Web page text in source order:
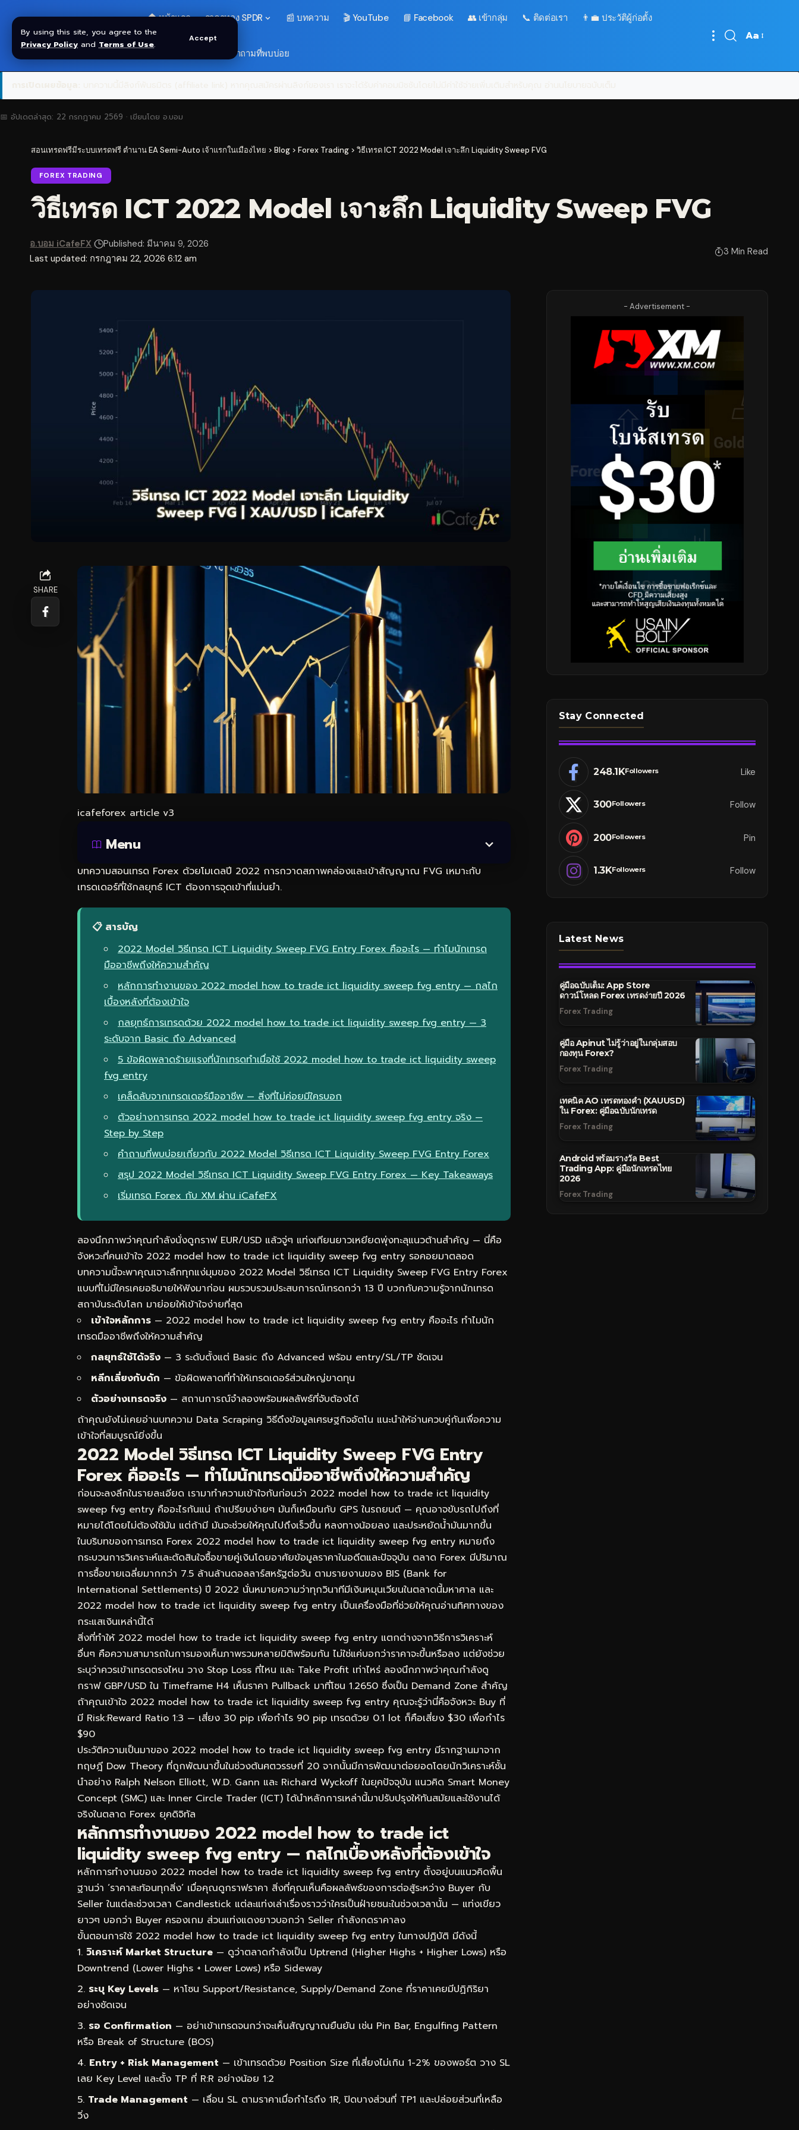
By using this site, you agree to the
Privacy Policy and Terms of Use.
Accept
🏠 หน้าแรก ราคาทอง SPDR 📰 บทความ 🎬 YouTube 📘 Facebook 👥 เข้ากลุ่ม 📞 ติดต่อเรา 👨‍💼 ประวัติผู้ก่อตั้ง
❓ คำถามที่พบบ่อย
Font
Aa
📅 อัปเดตล่าสุด: 22 กรกฎาคม 2569 · เขียนโดย อ.บอม
สอนเทรดฟรีมีระบบเทรดฟรี ตำนาน EA Semi-Auto เจ้าแรกในเมืองไทย > Blog > Forex Trading > วิธีเทรด ICT 2022 Model เจาะลึก Liquidity Sweep FVG
FOREX TRADING
วิธีเทรด ICT 2022 Model เจาะลึก Liquidity Sweep FVG
Last updated: กรกฎาคม 22, 2026 6:12 am
อ.บอม iCafeFX Published: มีนาคม 9, 2026
3 Min Read
SHARE
icafeforex article v3
Menu
บทความสอนเทรด Forex ด้วยโมเดลปี 2022 การกวาดสภาพคล่องและเข้าสัญญาณ FVG เหมาะกับ
เทรดเดอร์ที่ใช้กลยุทธ์ ICT ต้องการจุดเข้าที่แม่นยำ.
📋 สารบัญ
2022 Model วิธีเทรด ICT Liquidity Sweep FVG Entry Forex คืออะไร — ทำไมนักเทรด
มืออาชีพถึงให้ความสำคัญ
หลักการทำงานของ 2022 model how to trade ict liquidity sweep fvg entry — กลไก
เบื้องหลังที่ต้องเข้าใจ
กลยุทธ์การเทรดด้วย 2022 model how to trade ict liquidity sweep fvg entry — 3
ระดับจาก Basic ถึง Advanced
5 ข้อผิดพลาดร้ายแรงที่นักเทรดทำเมื่อใช้ 2022 model how to trade ict liquidity sweep
fvg entry
เคล็ดลับจากเทรดเดอร์มืออาชีพ — สิ่งที่ไม่ค่อยมีใครบอก
ตัวอย่างการเทรด 2022 model how to trade ict liquidity sweep fvg entry จริง —
Step by Step
คำถามที่พบบ่อยเกี่ยวกับ 2022 Model วิธีเทรด ICT Liquidity Sweep FVG Entry Forex
สรุป 2022 Model วิธีเทรด ICT Liquidity Sweep FVG Entry Forex — Key Takeaways
เริ่มเทรด Forex กับ XM ผ่าน iCafeFX
ลองนึกภาพว่าคุณกำลังนั่งดูกราฟ EUR/USD แล้วจู่ๆ แท่งเทียนยาวเหยียดพุ่งทะลุแนวต้านสำคัญ — นี่คือ
จังหวะที่คนเข้าใจ 2022 model how to trade ict liquidity sweep fvg entry รอคอยมาตลอด
บทความนี้จะพาคุณเจาะลึกทุกแง่มุมของ 2022 Model วิธีเทรด ICT Liquidity Sweep FVG Entry Forex
แบบที่ไม่มีใครเคยอธิบายให้ฟังมาก่อน ผมรวบรวมประสบการณ์เทรดกว่า 13 ปี บวกกับความรู้จากนักเทรด
สถาบันระดับโลก มาย่อยให้เข้าใจง่ายที่สุด
เข้าใจหลักการ — 2022 model how to trade ict liquidity sweep fvg entry คืออะไร ทำไมนัก
เทรดมืออาชีพถึงให้ความสำคัญ
กลยุทธ์ใช้ได้จริง — 3 ระดับตั้งแต่ Basic ถึง Advanced พร้อม entry/SL/TP ชัดเจน
หลีกเลี่ยงกับดัก — ข้อผิดพลาดที่ทำให้เทรดเดอร์ส่วนใหญ่ขาดทุน
ตัวอย่างเทรดจริง — สถานการณ์จำลองพร้อมผลลัพธ์ที่จับต้องได้
ถ้าคุณยังไม่เคยอ่านบทความ Data Scraping วิธีดึงข้อมูลเศรษฐกิจอัตโน แนะนำให้อ่านควบคู่กันเพื่อความ
เข้าใจที่สมบูรณ์ยิ่งขึ้น
2022 Model วิธีเทรด ICT Liquidity Sweep FVG Entry
Forex คืออะไร — ทำไมนักเทรดมืออาชีพถึงให้ความสำคัญ
ก่อนจะลงลึกในรายละเอียด เรามาทำความเข้าใจกันก่อนว่า 2022 model how to trade ict liquidity
sweep fvg entry คืออะไรกันแน่ ถ้าเปรียบง่ายๆ มันก็เหมือนกับ GPS ในรถยนต์ — คุณอาจขับรถไปถึงที่
หมายได้โดยไม่ต้องใช้มัน แต่ถ้ามี มันจะช่วยให้คุณไปถึงเร็วขึ้น หลงทางน้อยลง และประหยัดน้ำมันมากขึ้น
ในบริบทของการเทรด Forex 2022 model how to trade ict liquidity sweep fvg entry หมายถึง
กระบวนการวิเคราะห์และตัดสินใจซื้อขายคู่เงินโดยอาศัยข้อมูลราคาในอดีตและปัจจุบัน ตลาด Forex มีปริมาณ
การซื้อขายเฉลี่ยมากกว่า 7.5 ล้านล้านดอลลาร์สหรัฐต่อวัน ตามรายงานของ BIS (Bank for
International Settlements) ปี 2022 นั่นหมายความว่าทุกวินาทีมีเงินหมุนเวียนในตลาดนี้มหาศาล และ
2022 model how to trade ict liquidity sweep fvg entry เป็นเครื่องมือที่ช่วยให้คุณอ่านทิศทางของ
กระแสเงินเหล่านี้ได้
สิ่งที่ทำให้ 2022 model how to trade ict liquidity sweep fvg entry แตกต่างจากวิธีการวิเคราะห์
อื่นๆ คือความสามารถในการมองเห็นภาพรวมหลายมิติพร้อมกัน ไม่ใช่แค่บอกว่าราคาจะขึ้นหรือลง แต่ยังช่วย
ระบุว่าควรเข้าเทรดตรงไหน วาง Stop Loss ที่ไหน และ Take Profit เท่าไหร่ ลองนึกภาพว่าคุณกำลังดู
กราฟ GBP/USD ใน Timeframe H4 เห็นราคา Pullback มาที่โซน 1.2650 ซึ่งเป็น Demand Zone สำคัญ
ถ้าคุณเข้าใจ 2022 model how to trade ict liquidity sweep fvg entry คุณจะรู้ว่านี่คือจังหวะ Buy ที่
มี Risk:Reward Ratio 1:3 — เสี่ยง 30 pip เพื่อกำไร 90 pip เทรดด้วย 0.1 lot ก็คือเสี่ยง $30 เพื่อกำไร
$90
ประวัติความเป็นมาของ 2022 model how to trade ict liquidity sweep fvg entry มีรากฐานมาจาก
ทฤษฎี Dow Theory ที่ถูกพัฒนาขึ้นในช่วงต้นศตวรรษที่ 20 จากนั้นมีการพัฒนาต่อยอดโดยนักวิเคราะห์ชั้น
นำอย่าง Ralph Nelson Elliott, W.D. Gann และ Richard Wyckoff ในยุคปัจจุบัน แนวคิด Smart Money
Concept (SMC) และ Inner Circle Trader (ICT) ได้นำหลักการเหล่านี้มาปรับปรุงให้ทันสมัยและใช้งานได้
จริงในตลาด Forex ยุคดิจิทัล
หลักการทำงานของ 2022 model how to trade ict
liquidity sweep fvg entry — กลไกเบื้องหลังที่ต้องเข้าใจ
หลักการทำงานของ 2022 model how to trade ict liquidity sweep fvg entry ตั้งอยู่บนแนวคิดพื้น
ฐานว่า ‘ราคาสะท้อนทุกสิ่ง’ เมื่อคุณดูกราฟราคา สิ่งที่คุณเห็นคือผลลัพธ์ของการต่อสู้ระหว่าง Buyer กับ
Seller ในแต่ละช่วงเวลา Candlestick แต่ละแท่งเล่าเรื่องราวว่าใครเป็นฝ่ายชนะในช่วงเวลานั้น — แท่งเขียว
ยาวๆ บอกว่า Buyer ครองเกม ส่วนแท่งแดงยาวบอกว่า Seller กำลังกดราคาลง
ขั้นตอนการใช้ 2022 model how to trade ict liquidity sweep fvg entry ในทางปฏิบัติ มีดังนี้
วิเคราะห์ Market Structure — ดูว่าตลาดกำลังเป็น Uptrend (Higher Highs + Higher Lows) หรือ
Downtrend (Lower Highs + Lower Lows) หรือ Sideway
ระบุ Key Levels — หาโซน Support/Resistance, Supply/Demand Zone ที่ราคาเคยมีปฏิกิริยา
อย่างชัดเจน
รอ Confirmation — อย่าเข้าเทรดจนกว่าจะเห็นสัญญาณยืนยัน เช่น Pin Bar, Engulfing Pattern
หรือ Break of Structure (BOS)
Entry + Risk Management — เข้าเทรดด้วย Position Size ที่เสี่ยงไม่เกิน 1-2% ของพอร์ต วาง SL
เลย Key Level และตั้ง TP ที่ R:R อย่างน้อย 1:2
Trade Management — เลื่อน SL ตามราคาเมื่อกำไรถึง 1R, ปิดบางส่วนที่ TP1 และปล่อยส่วนที่เหลือ
วิ่ง
- Advertisement -
Stay Connected
248.1KFollowers Like
300Followers Follow
200Followers Pin
1.3KFollowers Follow
Latest News
คู่มือฉบับเต็ม: App Store
ดาวน์โหลด Forex เทรดง่ายปี 2026
Forex Trading
คู่มือ Apinut ไม่รู้ว่าอยู่ในกลุ่มสอบ
กองทุน Forex?
Forex Trading
เทคนิค AO เทรดทองคำ (XAUUSD)
ใน Forex: คู่มือฉบับนักเทรด
Forex Trading
Android พร้อมรางวัล Best
Trading App: คู่มือนักเทรดไทย
2026
Forex Trading